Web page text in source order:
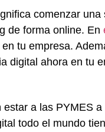
comenzar
de forma online. En
tu empresa.
digital ahora en tu
a las PYMES
todo el mundo